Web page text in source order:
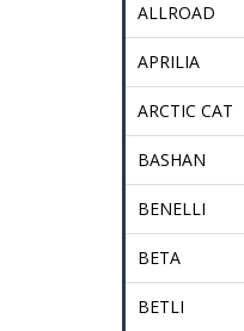
ALLROAD
APRILIA
ARCTIC CAT
BASHAN
BENELLI
BETA
BETLI